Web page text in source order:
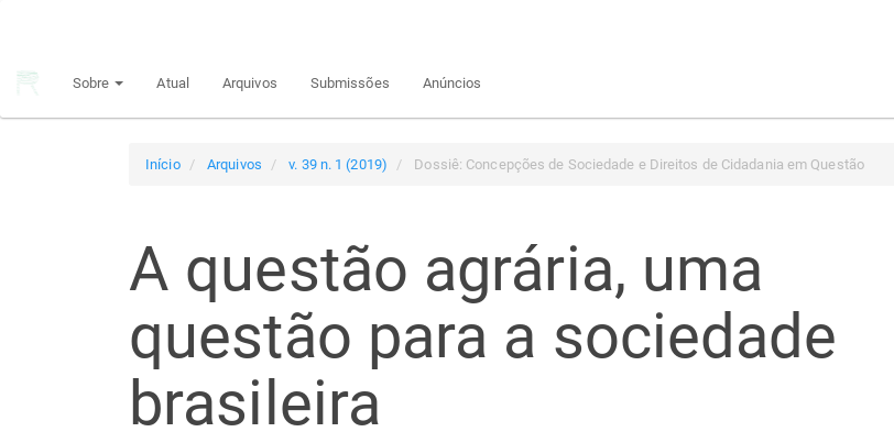
principal
Sobre Atual Arquivos Submissões Anúncios
Início Arquivos v. 39 n. 1 (2019) Dossiê: Concepções de Sociedade e Direitos de Cidadania em Questão
A questão agrária, uma
questão para a sociedade
brasileira